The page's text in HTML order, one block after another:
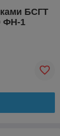
БСГТ
ФН-1